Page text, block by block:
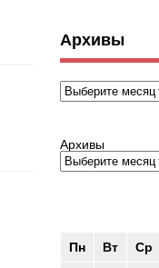
Архивы
Архивы
Архивы
Пн Вт Ср